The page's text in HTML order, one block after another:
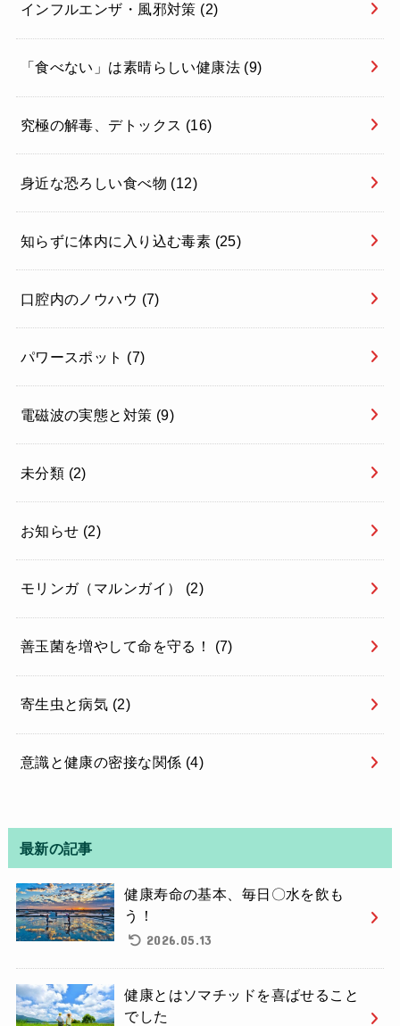
インフルエンザ・風邪対策 (2)
「食べない」は素晴らしい健康法 (9)
究極の解毒、デトックス (16)
身近な恐ろしい食べ物 (12)
知らずに体内に入り込む毒素 (25)
口腔内のノウハウ (7)
パワースポット (7)
電磁波の実態と対策 (9)
未分類 (2)
お知らせ (2)
モリンガ（マルンガイ） (2)
善玉菌を増やして命を守る！ (7)
寄生虫と病気 (2)
意識と健康の密接な関係 (4)
最新の記事
健康寿命の基本、毎日〇水を飲も
う！
2026.05.13
健康とはソマチッドを喜ばせること
でした